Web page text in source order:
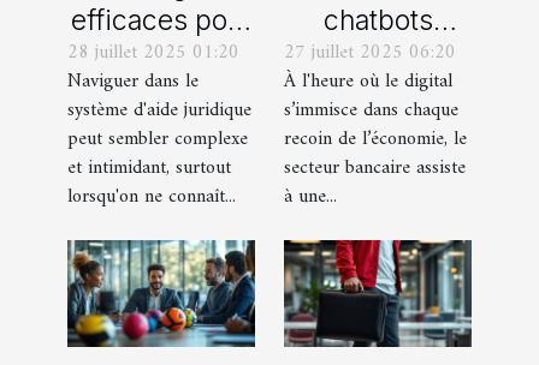
efficaces pour
naviguer dans
le système
d'aide
juridique
28 juillet 2025 01:20
Naviguer dans le
système d'aide juridique
peut sembler complexe
et intimidant, surtout
lorsqu'on ne connaît...
chatbots
transforment-
ils le service
client dans le
secteur
bancaire ?
27 juillet 2025 06:20
À l'heure où le digital
s’immisce dans chaque
recoin de l’économie, le
secteur bancaire assiste
à une...